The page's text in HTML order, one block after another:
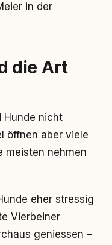
in der
die Art
Hunde nicht
öffnen aber viele
meisten nehmen
eher stressig
Vierbeiner
geniessen –